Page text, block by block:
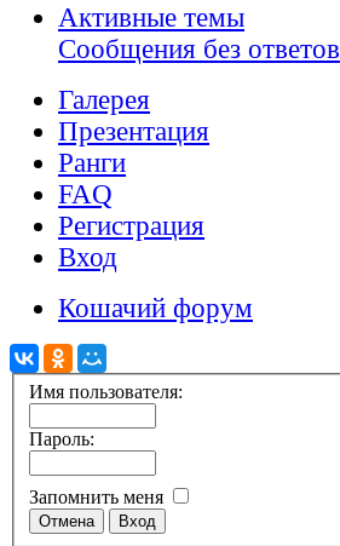
Активные темы
Сообщения без ответов
Галерея
Презентация
Ранги
FAQ
Регистрация
Вход
Кошачий форум
Имя пользователя:
Пароль:
Запомнить меня